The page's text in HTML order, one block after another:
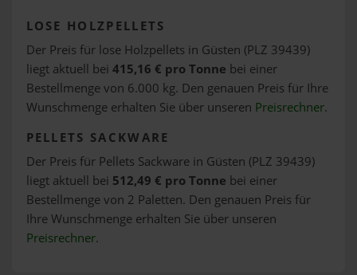
LOSE HOLZPELLETS
Der Preis für lose Holzpellets in Güsten (PLZ 39439)
liegt aktuell bei 415,16 € pro Tonne bei einer
Bestellmenge von 6.000 kg. Den genauen Preis für Ihre
Wunschmenge erhalten Sie über unseren Preisrechner.
PELLETS SACKWARE
Der Preis für Pellets Sackware in Güsten (PLZ 39439)
liegt aktuell bei 512,49 € pro Tonne bei einer
Bestellmenge von 2 Paletten. Den genauen Preis für
Ihre Wunschmenge erhalten Sie über unseren
Preisrechner.